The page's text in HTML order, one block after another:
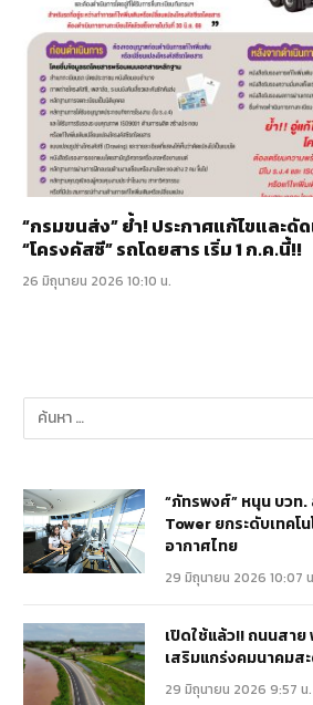
“กรมขนส่ง” ย้ำ! ประกาศแก้ไขและดั
“โครงคัสซี” รถโดยสาร เริ่ม 1 ก.ค.นี้!!
26 มิถุนายน 2026 10:10 น.
“ภัทรพงศ์” หนุน บวท
Tower ยกระดับเทคโ
อากาศไทย
29 มิถุนายน 2026 10:07
เปิดใช้แล้ว!! ถนนสา
เสริมแกร่งคมนาคมส
29 มิถุนายน 2026 9:57 น.